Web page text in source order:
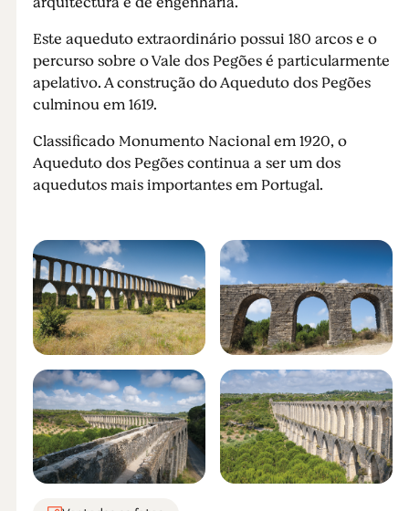
Este aqueduto extraordinário possui 180 arcos e o
percurso sobre o Vale dos Pegões é particularmente
apelativo. A construção do Aqueduto dos Pegões
culminou em 1619.
Classificado Monumento Nacional em 1920, o
Aqueduto dos Pegões continua a ser um dos
aquedutos mais importantes em Portugal.